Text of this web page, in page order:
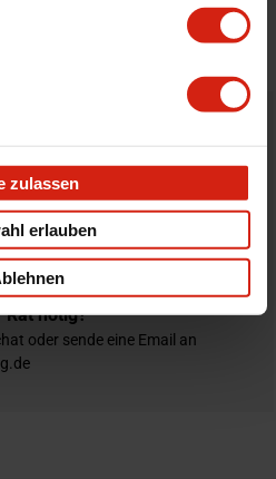
zulassen
erlauben
Tag
14-tägige Rückgabefrist um deine
geben.
nötig?
oder sende eine Email an